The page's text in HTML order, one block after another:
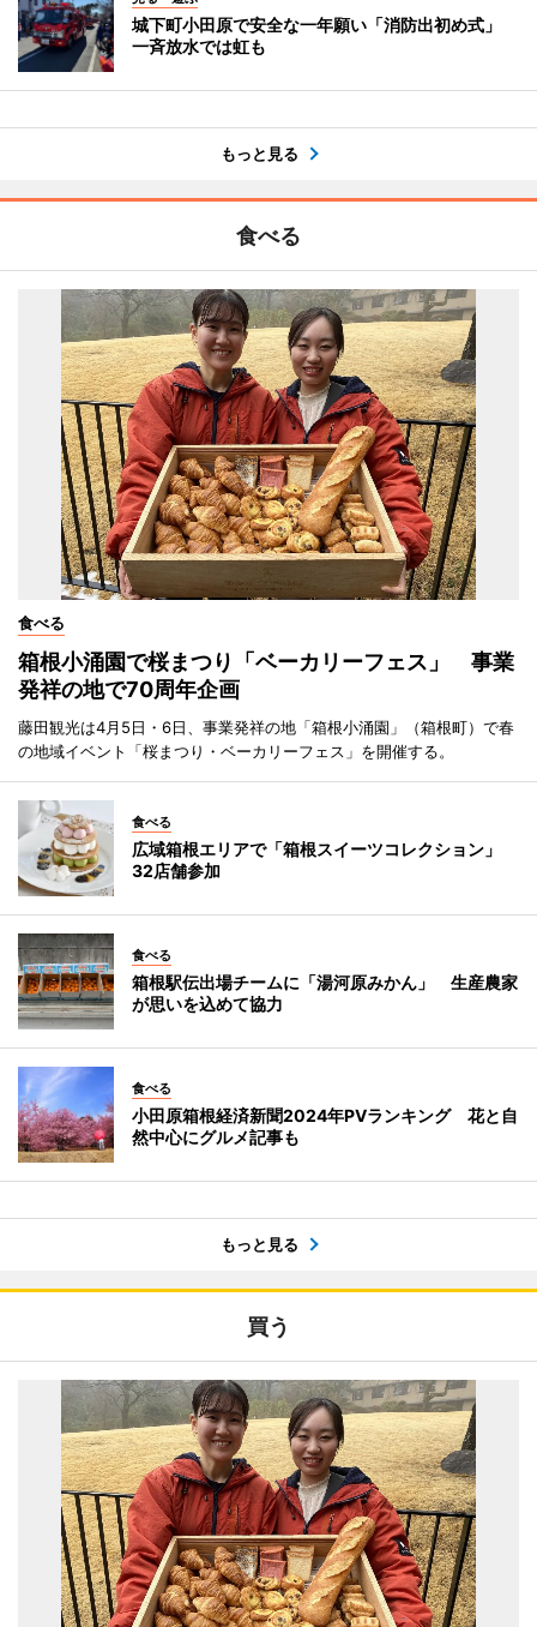
城下町小田原で安全な一年願い「消防出初め式」
一斉放水では虹も
もっと見る
食べる
食べる
箱根小涌園で桜まつり「ベーカリーフェス」 事業
発祥の地で70周年企画
藤田観光は4月5日・6日、事業発祥の地「箱根小涌園」（箱根町）で春
の地域イベント「桜まつり・ベーカリーフェス」を開催する。
食べる
広域箱根エリアで「箱根スイーツコレクション」
32店舗参加
食べる
箱根駅伝出場チームに「湯河原みかん」 生産農家
が思いを込めて協力
食べる
小田原箱根経済新聞2024年PVランキング 花と自
然中心にグルメ記事も
もっと見る
買う